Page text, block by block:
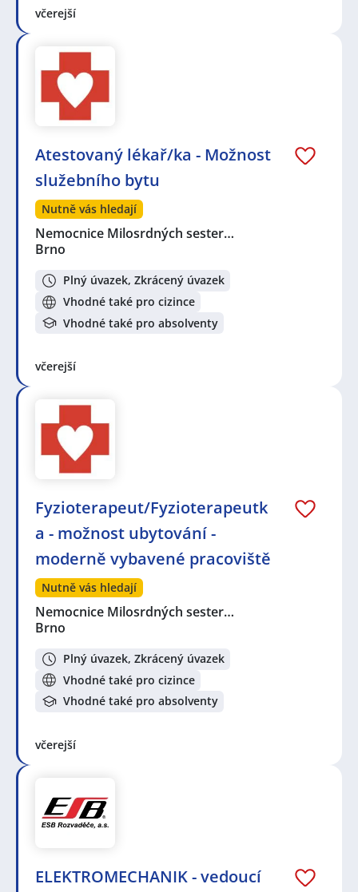
včerejší
Atestovaný lékař/ka - Možnost
služebního bytu
Nutně vás hledají
Nemocnice Milosrdných sester…
Brno
Plný úvazek, Zkrácený úvazek
Vhodné také pro cizince
Vhodné také pro absolventy
včerejší
Fyzioterapeut/Fyzioterapeutk
a - možnost ubytování -
moderně vybavené pracoviště
Nutně vás hledají
Nemocnice Milosrdných sester…
Brno
Plný úvazek, Zkrácený úvazek
Vhodné také pro cizince
Vhodné také pro absolventy
včerejší
ELEKTROMECHANIK - vedoucí